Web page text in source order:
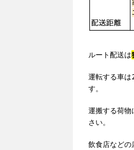
ルート配送は
運転する車は
す。
運搬する荷物
さい。
飲食店などの